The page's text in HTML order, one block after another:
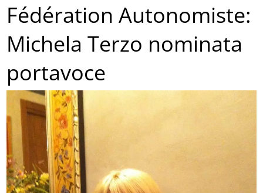
Fédération Autonomiste:
Michela Terzo nominata
portavoce